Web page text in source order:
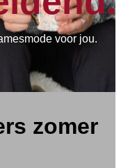
voor jou.
zomer